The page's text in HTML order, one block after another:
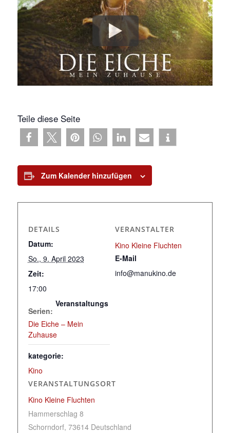
Teile diese Seite
Zum Kalender hinzufügen
DETAILS
Datum:
So., 9. April 2023
Zeit:
17:00
Serien:
Die Eiche – Mein
Zuhause
Veranstaltungs
kategorie:
Kino
VERANSTALTUNGSORT
Kino Kleine Fluchten
Hammerschlag 8
Schorndorf, 73614 Deutschland
VERANSTALTER
Kino Kleine Fluchten
E-Mail
info@manukino.de